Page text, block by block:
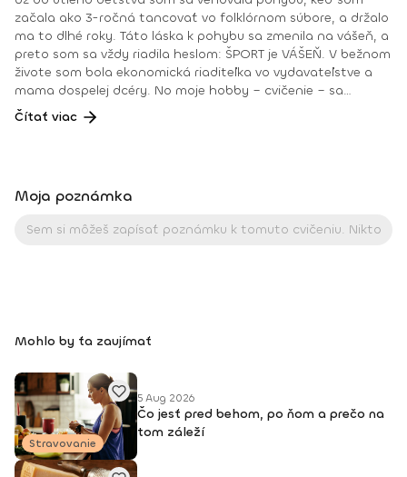
začala ako 3-ročná tancovať vo folklórnom súbore, a držalo
ma to dlhé roky. Táto láska k pohybu sa zmenila na vášeň, a
preto som sa vždy riadila heslom: ŠPORT je VÁŠEŇ. V bežnom
živote som bola ekonomická riaditeľka vo vydavateľstve a
mama dospelej dcéry. No moje hobby – cvičenie – sa
dostávalo do popredia už dlhé roky. Takmer dennodenne
som viedla skupinové tréningy a pre svojich klientov som
ocenením bola vždy pre mňa pozitívna spätná väzba od
• Kondičný tréner 1. kv. stupňa • Certifikovaná lektorka
Čítať viac
Moja poznámka
Mohlo by ťa zaujímať
Stravovanie
5 Aug 2026
Čo jesť pred behom, po ňom a prečo na
tom záleží